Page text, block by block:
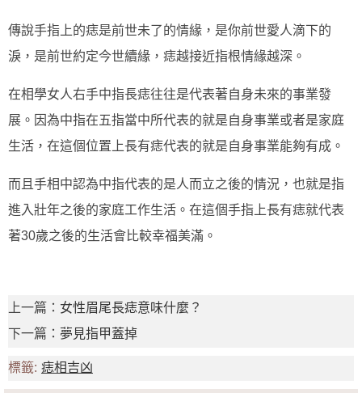
傳說手指上的痣是前世未了的情緣，是你前世愛人滴下的
淚，是前世約定今世續緣，痣越接近指根情緣越深。
在相學女人右手中指長痣往往是代表著自身未來的事業發
展。因為中指在五指當中所代表的就是自身事業或者是家庭
生活，在這個位置上長有痣代表的就是自身事業能夠有成。
而且手相中認為中指代表的是人而立之後的情況，也就是指
進入壯年之後的家庭工作生活。在這個手指上長有痣就代表
著30歲之後的生活會比較幸福美滿。
上一篇： 女性眉尾長痣意味什麼？
下一篇： 夢見指甲蓋掉
標籤: 痣相吉凶